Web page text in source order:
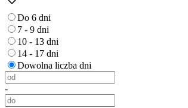
Do 6 dni
7 - 9 dni
10 - 13 dni
14 - 17 dni
Dowolna liczba dni
-